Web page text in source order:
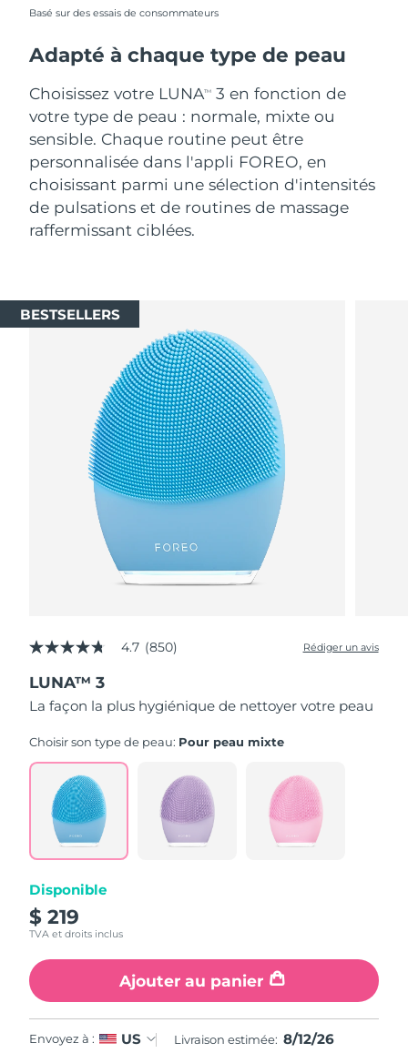
Basé sur des essais de consommateurs
Adapté à chaque type de peau
Choisissez votre LUNATM
3 en fonction de
votre type de peau : normale, mixte ou
sensible. Chaque routine peut être
personnalisée dans l'appli FOREO, en
choisissant parmi une sélection d'intensités
de pulsations et de routines de massage
raffermissant ciblées.
BESTSELLERS
4.7
sur
5,
valeur
la
moyenne.
Read
850
Reviews.
Lien
la
page.
4.7 (850) Rédiger un avis
LUNA™ 3
La façon la plus hygiénique de nettoyer votre peau
Choisir son type de peau: Pour peau mixte
Disponible
$ 219
TVA et droits inclus
Ajouter au panier
Envoyez à : US Livraison estimée: 8/12/26